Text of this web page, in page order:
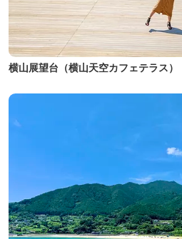
横山展望台（横山天空カフェテラス）